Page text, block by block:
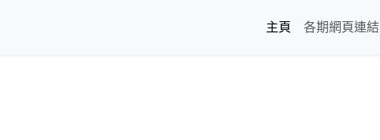
主頁
各期網頁連結